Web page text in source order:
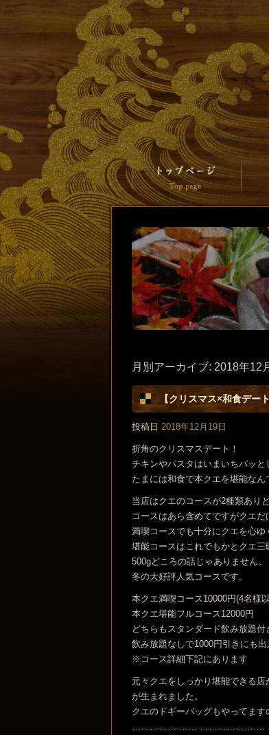
月別アーカイブ: 2018年12
【クリスマス×和食デー
投稿日 2018年12月19日
折角のクリスマスデート！
チキンやパスタはいまいちパッと
たまには和食で本クエを堪能なん
当店はクエのコースが2種類あり
コースはあら含めてですがクエだ
満喫コースでも十分にクエを心ゆ
堪能コースはこれでもかとクエ三
500gどころの話じゃありません。
冬の大好評人気コースです。
本クエ満喫コース10000円(4名様
本クエ堪能フルコース12000円
どちらもスタンダード飲み放題付
飲み放題なしで1000円引きにも出
※コース詳細下記にあります
元々クエをしっかり堪能できる
が生まれました。
クエのドギーバッグもやってま
…………………. ………………….